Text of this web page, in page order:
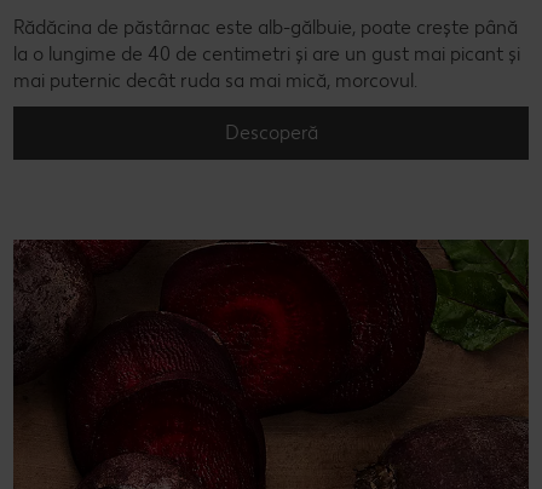
Rădăcina de păstârnac este alb-gălbuie, poate crește până
la o lungime de 40 de centimetri și are un gust mai picant și
mai puternic decât ruda sa mai mică, morcovul.
Descoperă